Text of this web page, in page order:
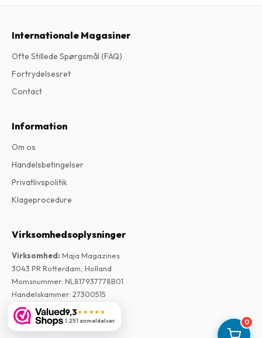
0
9,3★★★★★
1.251 anmeldelser
Internationale Magasiner
Ofte Stillede Spørgsmål (FAQ)
Fortrydelsesret
Contact
Information
Om os
Handelsbetingelser
Privatlivspolitik
Klageprocedure
Virksomhedsoplysninger
Virksomhed: Maja Magazines
3043 PR Rotterdam, Holland
Momsnummer: NL817937778B01
Handelskammer: 27300515
Vores butikker